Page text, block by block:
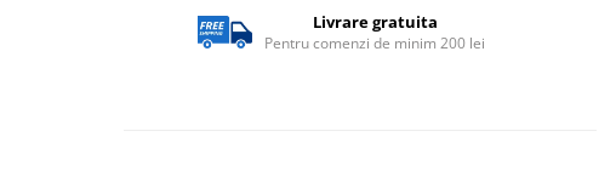
Livrare gratuita
Pentru comenzi de minim 200 lei